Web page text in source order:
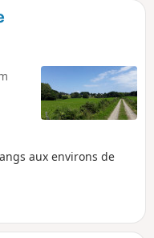
aux environs de